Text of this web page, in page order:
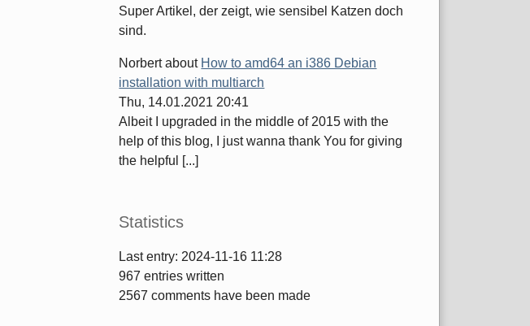
Super Artikel, der zeigt, wie sensibel Katzen doch
sind.
Norbertabout How to amd64 an i386 Debian
installation with multiarch
Thu, 14.01.2021 20:41
Albeit I upgraded in the middle of 2015 with the
help of this blog, I just wanna thank You for giving
the helpful [...]
Statistics
Last entry: 2024-11-16 11:28
967 entries written
2567 comments have been made